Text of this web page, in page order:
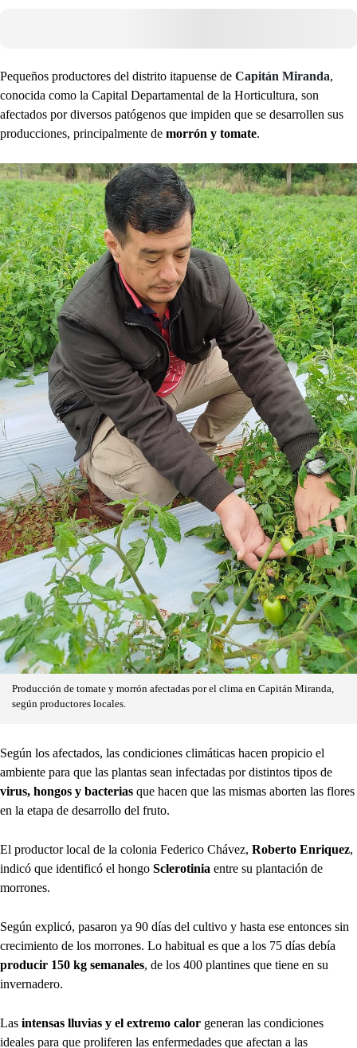
Pequeños productores del distrito itapuense de Capitán Miranda,
conocida como la Capital Departamental de la Horticultura, son
afectados por diversos patógenos que impiden que se desarrollen sus
producciones, principalmente de morrón y tomate.
Producción de tomate y morrón afectadas por el clima en Capitán Miranda,
según productores locales.
Según los afectados, las condiciones climáticas hacen propicio el
ambiente para que las plantas sean infectadas por distintos tipos de
virus, hongos y bacterias que hacen que las mismas aborten las flores
en la etapa de desarrollo del fruto.
El productor local de la colonia Federico Chávez, Roberto Enriquez,
indicó que identificó el hongo Sclerotinia entre su plantación de
morrones.
Según explicó, pasaron ya 90 días del cultivo y hasta ese entonces sin
crecimiento de los morrones. Lo habitual es que a los 75 días debía
producir 150 kg semanales, de los 400 plantines que tiene en su
invernadero.
Las intensas lluvias y el extremo calor generan las condiciones
ideales para que proliferen las enfermedades que afectan a las